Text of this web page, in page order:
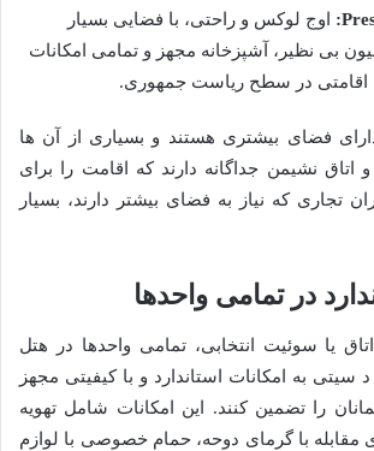
اوج لوکس و راحتی، با فضایی بسیار
بی نظیر، آشپزخانه مجهز و تمامی امکانات
اقامتی در سطح ریاست جمهوری.
فضای بیشتری هستند و بسیاری از آن ها
اتاق نشیمن جداگانه دارند که اقامت را برای
تجاری که نیاز به فضای بیشتر دارند، بسیار
در تمامی واحدها
یا سوئیت انتخابی، تمامی واحدها در هتل
د سیتی به امکانات استاندارد و با کیفیتی مجهز
را تضمین کنند. این امکانات شامل تهویه
مقابله با گرمای دوحه، حمام خصوصی با لوازم